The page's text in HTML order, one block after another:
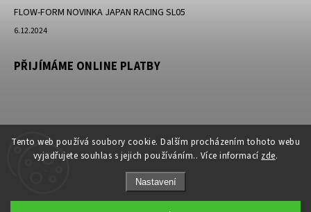
Tento web používá soubory cookie. Dalším procházením tohoto webu
vyjadřujete souhlas s jejich používáním.. Více informací zde.
Nastavení
FLOW-FORM NOVINKA JAPAN RACING SL05
6.12.2024
PŘIJÍMÁME ONLINE PLATBY